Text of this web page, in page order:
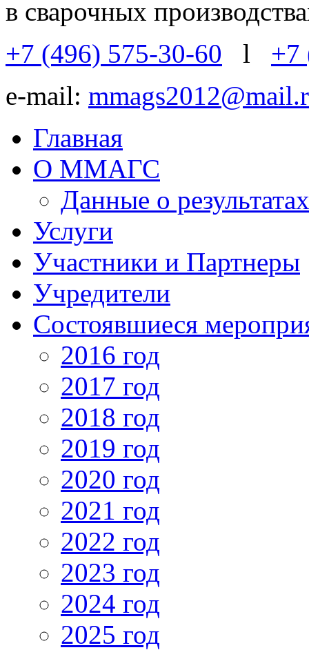
в сварочных
+7 (496) 575-30-60 l +7
e-mail:
Главная
О ММАГС
Данные о
Услуги
Участники и Партнеры
Учредители
Состоявшиеся
2016 год
2017 год
2018 год
2019 год
2020 год
2021 год
2022 год
2023 год
2024 год
2025 год